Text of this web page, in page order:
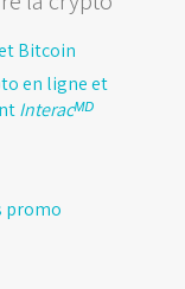
Bitcoin
en ligne et
Interacᴹᴰ
promo